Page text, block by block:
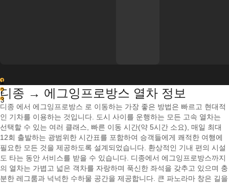
1
2
3
디종 → 에그잉프로방스 열차 정보
디종 에서 에그잉프로방스 로 이동하는 가장 좋은 방법은 빠르고 현대적
인 기차를 이용하는 것입니다. 도시 사이를 운행하는 모든 고속 열차는
선택할 수 있는 여러 클래스, 빠른 이동 시간(약 5시간 소요), 매일 최대
12회 출발하는 광범위한 시간표를 포함하여 승객들에게 쾌적한 여행에
필요한 모든 것을 제공하도록 설계되었습니다. 환상적인 기내 편의 시설
도 타는 동안 서비스를 받을 수 있습니다. 디종에서 에그잉프로방스까지
의 열차는 가볍고 넓은 객차를 자랑하며 푹신한 좌석을 갖추고 있으며 충
분한 레그룸과 넉넉한 수하물 공간을 제공합니다. 큰 파노라마 창은 길을